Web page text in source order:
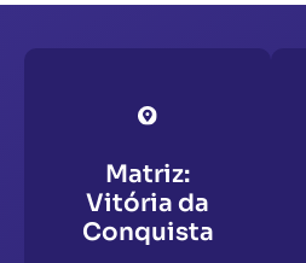
Matriz:
Vitória da
Conquista